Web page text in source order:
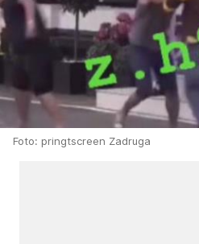
Foto: pringtscreen Zadruga